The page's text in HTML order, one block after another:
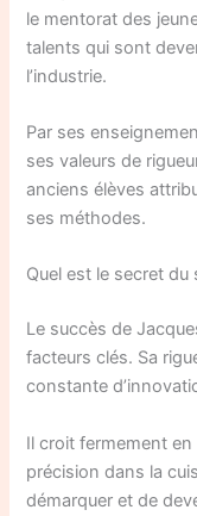
le mentorat des
talents qui sont
l’industrie.
Par ses
ses valeurs de
anciens élèves
ses méthodes.
Quel est le secret
Le succès de
facteurs clés. Sa
constante
Il croit fermement en
précision dans la
démarquer et de